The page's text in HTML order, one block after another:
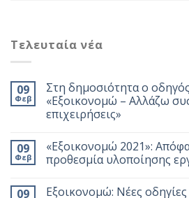
Τελευταία νέα
09
Φεβ
Στη δημοσιότητα ο
«Εξοικονομώ – Αλλάζω
επιχειρήσεις»
09
Φεβ
«Εξοικονομώ 2021»:
προθεσμία υλοποίησης
09
Εξοικονομώ: Νέες